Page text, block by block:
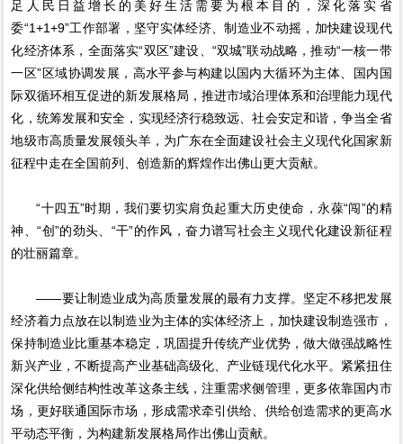
足人民日益增长的美好生活需要为根本目的，深化落实省
委“1+1+9”工作部署，坚守实体经济、制造业不动摇，加快建设现代
化经济体系，全面落实“双区”建设、“双城”联动战略，推动“一核一带
一区”区域协调发展，高水平参与构建以国内大循环为主体、国内国
际双循环相互促进的新发展格局，推进市域治理体系和治理能力现代
化，统筹发展和安全，实现经济行稳致远、社会安定和谐，争当全省
地级市高质量发展领头羊，为广东在全面建设社会主义现代化国家新
征程中走在全国前列、创造新的辉煌作出佛山更大贡献。
“十四五”时期，我们要切实肩负起重大历史使命，永葆“闯”的精
神、“创”的劲头、“干”的作风，奋力谱写社会主义现代化建设新征程
的壮丽篇章。
——要让制造业成为高质量发展的最有力支撑。坚定不移把发展
经济着力点放在以制造业为主体的实体经济上，加快建设制造强市，
保持制造业比重基本稳定，巩固提升传统产业优势，做大做强战略性
新兴产业，不断提高产业基础高级化、产业链现代化水平。紧紧扭住
深化供给侧结构性改革这条主线，注重需求侧管理，更多依靠国内市
场，更好联通国际市场，形成需求牵引供给、供给创造需求的更高水
平动态平衡，为构建新发展格局作出佛山贡献。